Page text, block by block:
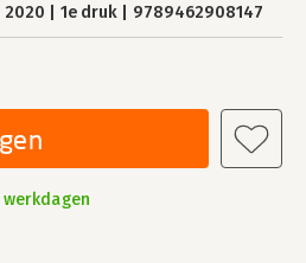
2020 1e druk 9789462908147